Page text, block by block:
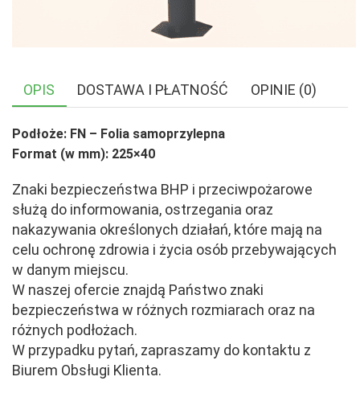
OPIS DOSTAWA I PŁATNOŚĆ OPINIE (0)
Podłoże: FN – Folia samoprzylepna
Format (w mm): 225×40
Znaki bezpieczeństwa BHP i przeciwpożarowe
służą do informowania, ostrzegania oraz
nakazywania określonych działań, które mają na
celu ochronę zdrowia i życia osób przebywających
w danym miejscu.
W naszej ofercie znajdą Państwo znaki
bezpieczeństwa w różnych rozmiarach oraz na
różnych podłożach.
W przypadku pytań, zapraszamy do kontaktu z
Biurem Obsługi Klienta.